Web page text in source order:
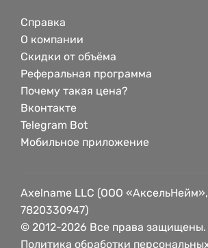
Справка
О компании
Скидки от объёма
Реферальная программа
Почему такая цена?
Вконтакте
Telegram Bot
Мобильное приложение
Axelname LLC (ООО
7820330947)
© 2012-2026 Все права защищены.
Политика обработки